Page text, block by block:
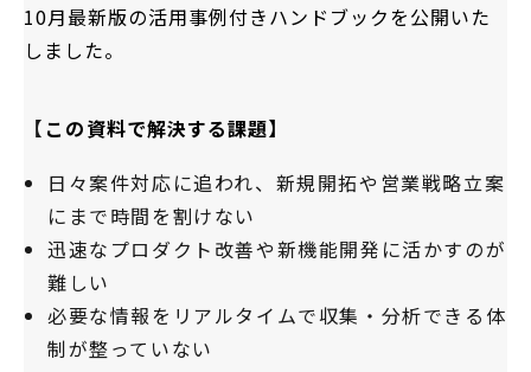
10月最新版の活用事例付きハンドブックを公開いた
しました。
【 この資料で解決する課題】
日々案件対応に追われ、新規開拓や営業戦略立案
にまで時間を割けない
迅速なプロダクト改善や新機能開発に活かすのが
難しい
必要な情報をリアルタイムで収集・分析できる体
制が整っていない